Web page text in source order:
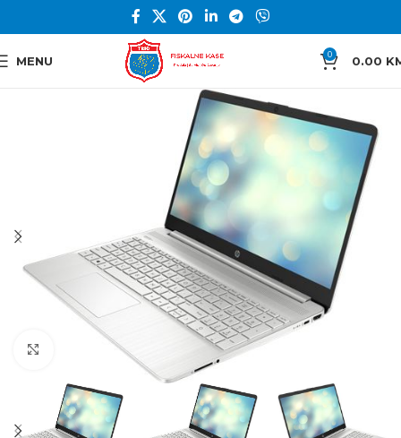
MENU 0 0.00
Click to enlarge